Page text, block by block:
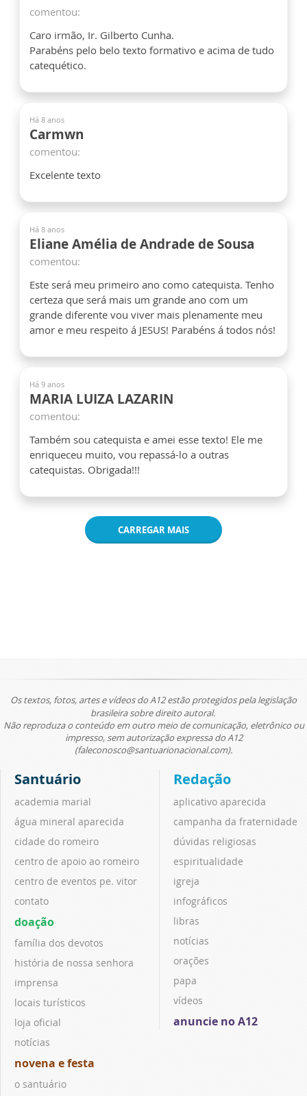
comentou:
Caro irmão, Ir. Gilberto Cunha.
Parabéns pelo belo texto formativo e acima de tudo
catequético.
Há 8 anos
Carmwn
comentou:
Excelente texto
Há 8 anos
Eliane Amélia de Andrade de Sousa
comentou:
Este será meu primeiro ano como catequista. Tenho
certeza que será mais um grande ano com um
grande diferente vou viver mais plenamente meu
amor e meu respeito á JESUS! Parabéns á todos nós!
Há 9 anos
MARIA LUIZA LAZARIN
comentou:
Também sou catequista e amei esse texto! Ele me
enriqueceu muito, vou repassá-lo a outras
catequistas. Obrigada!!!
CARREGAR MAIS
Os textos, fotos, artes e vídeos do A12 estão protegidos pela legislação
brasileira sobre direito autoral.
Não reproduza o conteúdo em outro meio de comunicação, eletrônico ou
impresso, sem autorização expressa do A12
(faleconosco@santuarionacional.com).
Santuário
academia marial
água mineral aparecida
cidade do romeiro
centro de apoio ao romeiro
centro de eventos pe. vitor
contato
doação
família dos devotos
história de nossa senhora
imprensa
locais turísticos
loja oficial
notícias
novena e festa
o santuário
Redação
aplicativo aparecida
campanha da fraternidade
dúvidas religiosas
espiritualidade
igreja
infográficos
libras
notícias
orações
papa
vídeos
anuncie no A12